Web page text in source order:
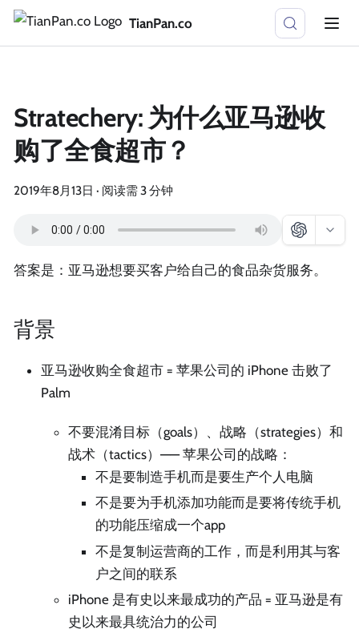
TianPan.co
Stratechery: 为什么亚马逊收
购了全食超市？
2019年8月13日 · 阅读需 3 分钟
答案是：亚马逊想要买客户给自己的食品杂货服务。
背景
亚马逊收购全食超市 = 苹果公司的 iPhone 击败了
Palm
不要混淆目标（goals）、战略（strategies）和
战术（tactics）—— 苹果公司的战略：
不是要制造手机而是要生产个人电脑
不是要为手机添加功能而是要将传统手机
的功能压缩成一个app
不是复制运营商的工作，而是利用其与客
户之间的联系
iPhone 是有史以来最成功的产品 = 亚马逊是有
史以来最具统治力的公司